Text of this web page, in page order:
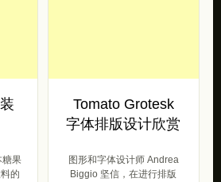
糖果
的
Tomato Grotesk
字体排版设计欣赏
图形和字体设计师 Andrea
Biggio 坚信，在进行排版